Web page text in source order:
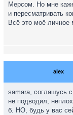
Мерсом. Но мне
и пересматривать
Всё это моё личное
alex
samara, соглашусь
не подводил,
б. НО, будь у вас